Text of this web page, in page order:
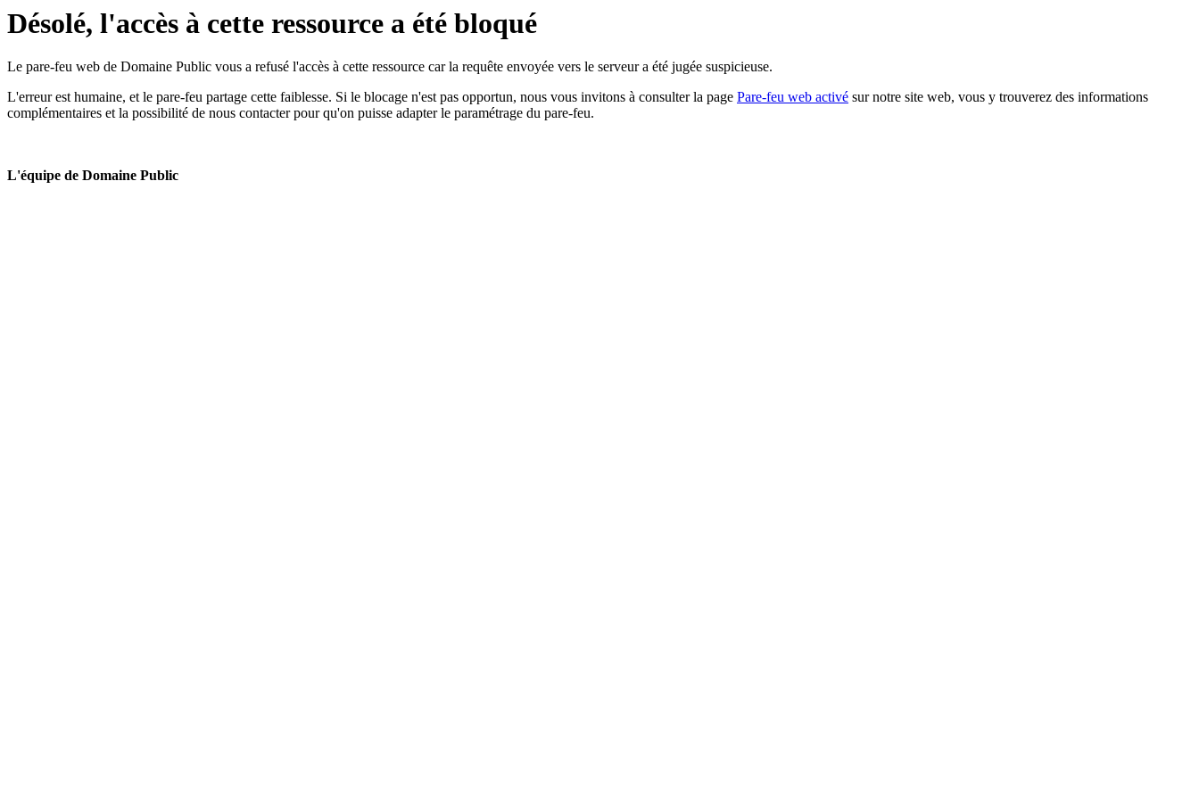
Désolé, l'accès à cette ressource a été bloqué
Le pare-feu web de Domaine Public vous a refusé l'accès à cette ressource car la requête envoyée vers le serveur a été jugée suspicieuse.
L'erreur est humaine, et le pare-feu partage cette faiblesse. Si le blocage n'est pas opportun, nous vous invitons à consulter la page Pare-feu web activé sur notre site web, vous y trouverez des informations
complémentaires et la possibilité de nous contacter pour qu'on puisse adapter le paramétrage du pare-feu.
L'équipe de Domaine Public